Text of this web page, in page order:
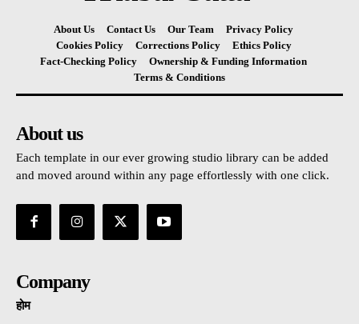
About Us Contact Us Our Team
Privacy Policy
Cookies Policy
Corrections Policy
Ethics Policy
Fact-Checking Policy
Ownership & Funding Information
Terms & Conditions
About us
Each template in our ever growing studio library can be added
and moved around within any page effortlessly with one click.
Company
होम